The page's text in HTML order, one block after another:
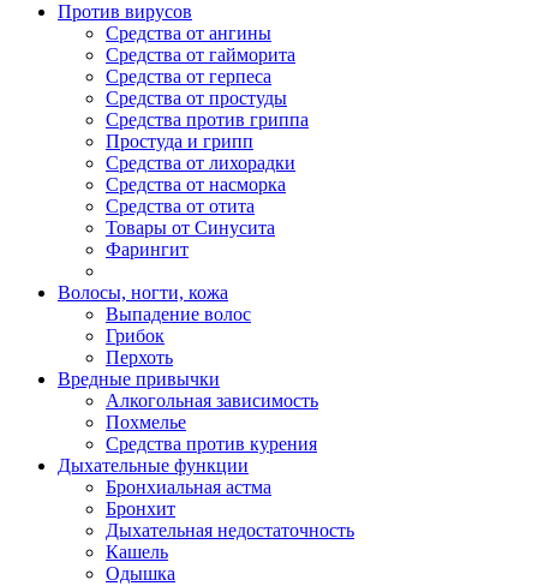
Против вирусов
Средства от ангины
Средства от гайморита
Средства от герпеса
Средства от простуды
Средства против гриппа
Простуда и грипп
Средства от лихорадки
Средства от насморка
Средства от отита
Товары от Синусита
Фарингит
Волосы, ногти, кожа
Выпадение волос
Грибок
Перхоть
Вредные привычки
Алкогольная зависимость
Похмелье
Средства против курения
Дыхательные функции
Бронхиальная астма
Бронхит
Дыхательная недостаточность
Кашель
Одышка